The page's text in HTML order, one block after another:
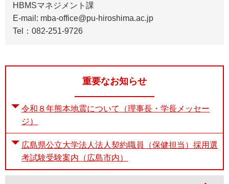
HBMSマネジメント課
E-mail: mba-office@pu-hiroshima.ac.jp
Tel：082-251-9726
重要なお知らせ
令和８年熊本地震について（理事長・学長メッセー
ジ）
広島県公立大学法人法人契約職員（保健担当）採用選
考試験受験案内（広島市内）